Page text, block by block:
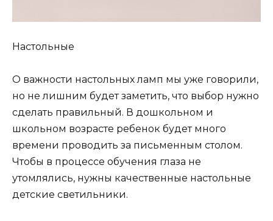
Настольные
О важности настольных ламп мы уже говорили,
но не лишним будет заметить, что выбор нужно
сделать правильный. В дошкольном и
школьном возрасте ребенок будет много
времени проводить за письменным столом.
Чтобы в процессе обучения глаза не
утомлялись, нужны качественные настольные
детские светильники.